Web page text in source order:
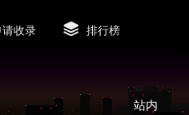
请收录 排行榜
站内